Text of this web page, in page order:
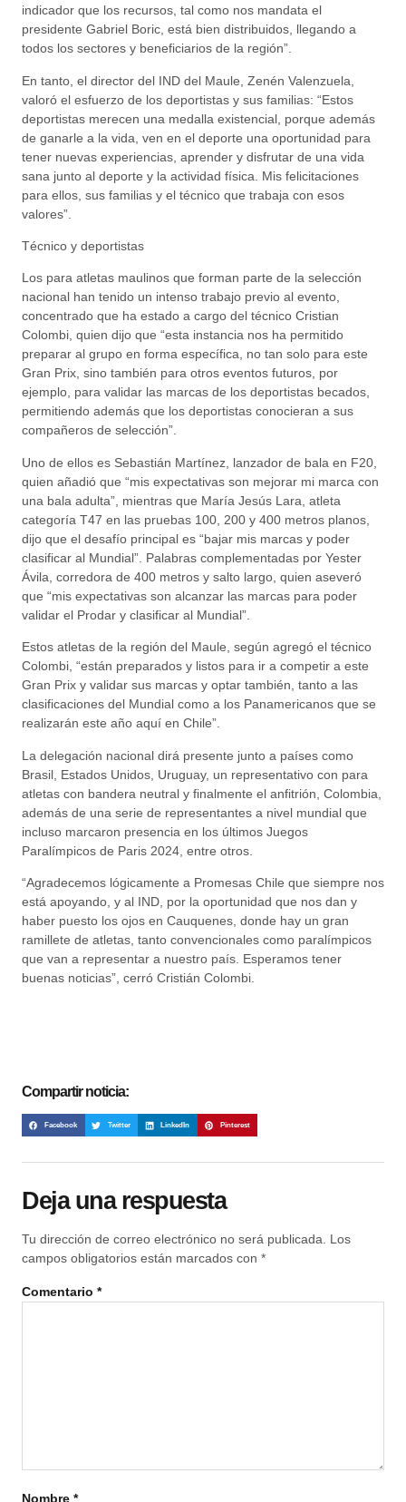
indicador que los recursos, tal como nos mandata el
presidente Gabriel Boric, está bien distribuidos, llegando a
todos los sectores y beneficiarios de la región”.
En tanto, el director del IND del Maule, Zenén Valenzuela,
valoró el esfuerzo de los deportistas y sus familias: “Estos
deportistas merecen una medalla existencial, porque además
de ganarle a la vida, ven en el deporte una oportunidad para
tener nuevas experiencias, aprender y disfrutar de una vida
sana junto al deporte y la actividad física. Mis felicitaciones
para ellos, sus familias y el técnico que trabaja con esos
valores”.
Técnico y deportistas
Los para atletas maulinos que forman parte de la selección
nacional han tenido un intenso trabajo previo al evento,
concentrado que ha estado a cargo del técnico Cristian
Colombi, quien dijo que “esta instancia nos ha permitido
preparar al grupo en forma específica, no tan solo para este
Gran Prix, sino también para otros eventos futuros, por
ejemplo, para validar las marcas de los deportistas becados,
permitiendo además que los deportistas conocieran a sus
compañeros de selección”.
Uno de ellos es Sebastián Martínez, lanzador de bala en F20,
quien añadió que “mis expectativas son mejorar mi marca con
una bala adulta”, mientras que María Jesús Lara, atleta
categoría T47 en las pruebas 100, 200 y 400 metros planos,
dijo que el desafío principal es “bajar mis marcas y poder
clasificar al Mundial”. Palabras complementadas por Yester
Ávila, corredora de 400 metros y salto largo, quien aseveró
que “mis expectativas son alcanzar las marcas para poder
validar el Prodar y clasificar al Mundial”.
Estos atletas de la región del Maule, según agregó el técnico
Colombi, “están preparados y listos para ir a competir a este
Gran Prix y validar sus marcas y optar también, tanto a las
clasificaciones del Mundial como a los Panamericanos que se
realizarán este año aquí en Chile”.
La delegación nacional dirá presente junto a países como
Brasil, Estados Unidos, Uruguay, un representativo con para
atletas con bandera neutral y finalmente el anfitrión, Colombia,
además de una serie de representantes a nivel mundial que
incluso marcaron presencia en los últimos Juegos
Paralímpicos de Paris 2024, entre otros.
“Agradecemos lógicamente a Promesas Chile que siempre nos
está apoyando, y al IND, por la oportunidad que nos dan y
haber puesto los ojos en Cauquenes, donde hay un gran
ramillete de atletas, tanto convencionales como paralímpicos
que van a representar a nuestro país. Esperamos tener
buenas noticias”, cerró Cristián Colombi.
Compartir noticia:
Facebook Twitter LinkedIn Pinterest
Deja una respuesta
Tu dirección de correo electrónico no será publicada. Los
campos obligatorios están marcados con *
Comentario *
Nombre *